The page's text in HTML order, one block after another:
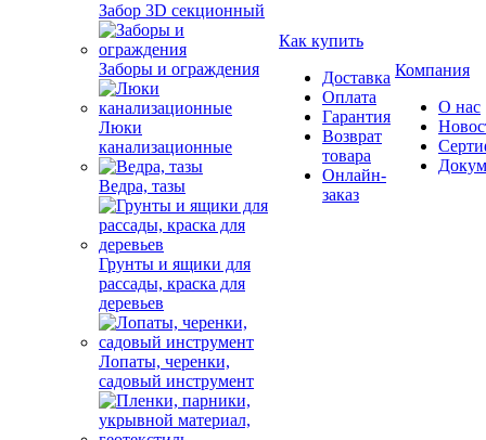
Забор 3D секционный
Заборы и ограждения
Люки
канализационные
Ведра, тазы
Грунты и ящики для
рассады, краска для
деревьев
Лопаты, черенки,
садовый инструмент
Как купить
Доставка
Оплата
Гарантия
Возврат
товара
Онлайн-
заказ
Компания
О нас